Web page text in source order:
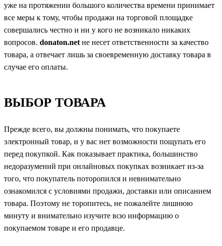
уже на протяжении большого количества времени принимает
все меры к тому, чтобы продажи на торговой площадке
совершались честно и ни у кого не возникало никаких
вопросов. donaton.net не несет ответственности за качество
товара, а отвечает лишь за своевременную доставку товара в
случае его оплаты.
ВЫБОР ТОВАРА
Прежде всего, вы должны понимать, что покупаете
электронный товар, и у вас нет возможности пощупать его
перед покупкой. Как показывает практика, большинство
недоразумений при онлайновых покупках возникает из-за
того, что покупатель поторопился и невнимательно
ознакомился с условиями продажи, доставки или описанием
товара. Поэтому не торопитесь, не пожалейте лишнюю
минуту и внимательно изучите всю информацию о
покупаемом товаре и его продавце.